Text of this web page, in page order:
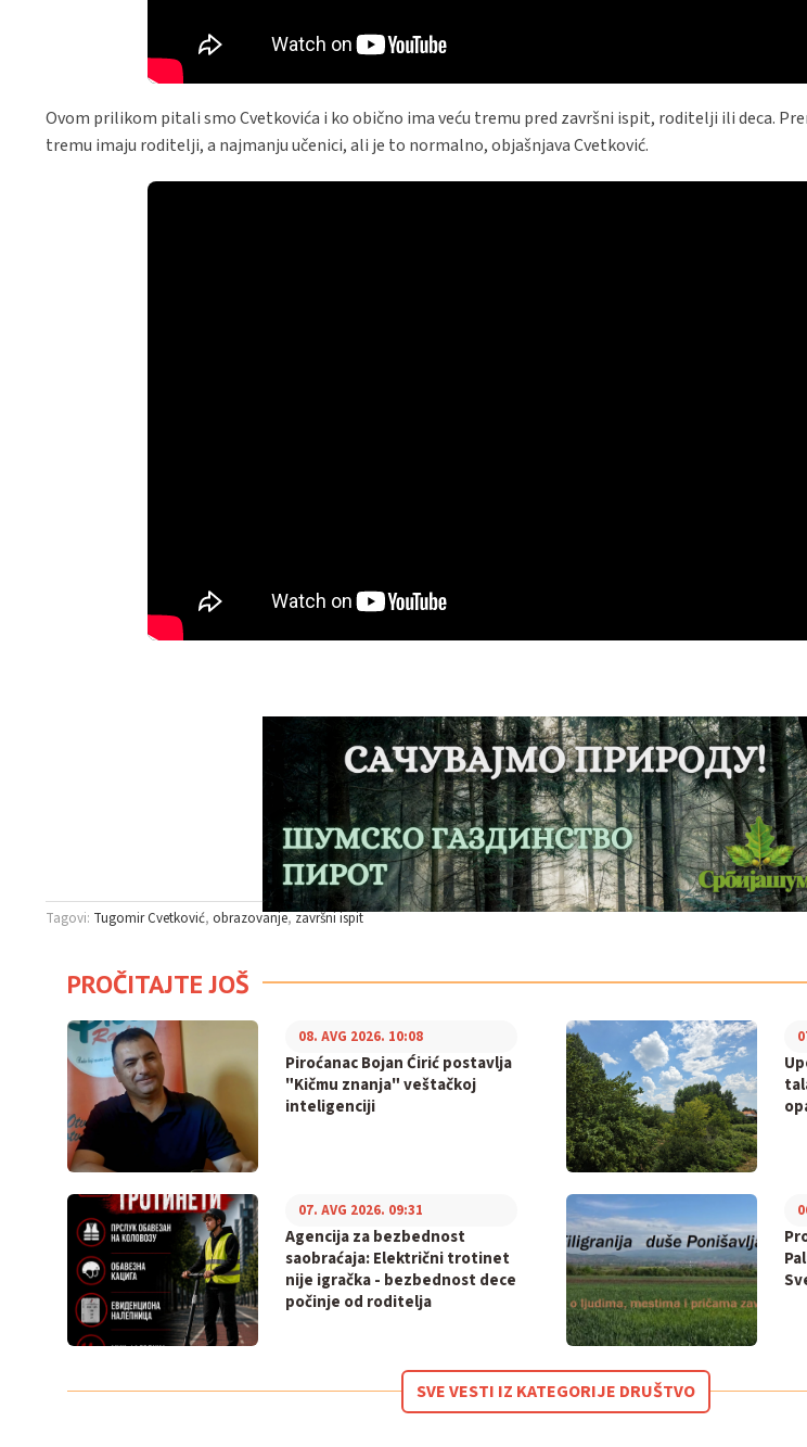
Ovom prilikom pitali smo Cvetkovića i ko obično ima veću tremu pred završni ispit, roditelji ili deca.
tremu imaju roditelji, a najmanju učenici, ali je to normalno, objašnjava Cvetković.
Tagovi: Tugomir Cvetković obrazovanje završni ispit
PROČITAJTE JOŠ
Piroćanac Bojan Ćirić postavlja
"Kičmu znanja" veštačkoj
inteligenciji
08. AVG 2026. 10:08
Agencija za bezbednost
saobraćaja: Električni trotinet
nije igračka - bezbednost dece
počinje od roditelja
07. AVG 2026. 09:31
SVE VESTI IZ KATEGORIJE DRUŠTVO